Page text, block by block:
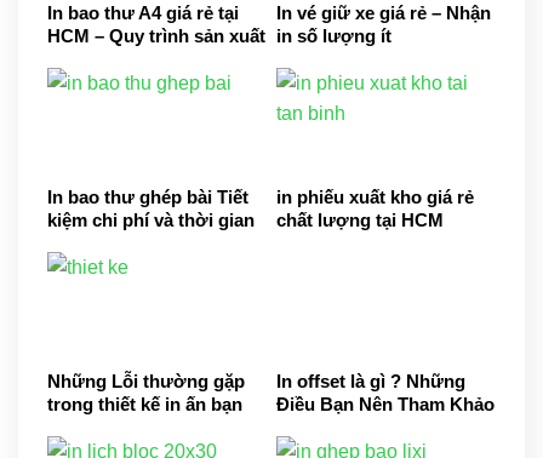
In bao thư A4 giá rẻ tại
HCM – Quy trình sản xuất
In vé giữ xe giá rẻ – Nhận
in số lượng ít
In bao thư ghép bài Tiết
kiệm chi phí và thời gian
in phiếu xuất kho giá rẻ
chất lượng tại HCM
Những Lỗi thường gặp
trong thiết kế in ấn bạn
In offset là gì ? Những
Điều Bạn Nên Tham Khảo